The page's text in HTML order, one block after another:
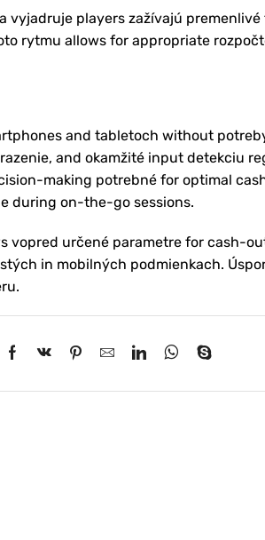
players zažívajú
rytmu allows for appropriate
and tabletoch without
and okamžité input detekciu
making potrebné for optimal
during on-the-go sessions.
vopred určené parametre for cash-
in mobilných podmienkach.